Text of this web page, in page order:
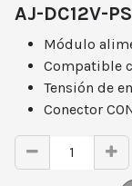
AJ-DC12V-
Módulo
Compatible
Tensión de
Conector